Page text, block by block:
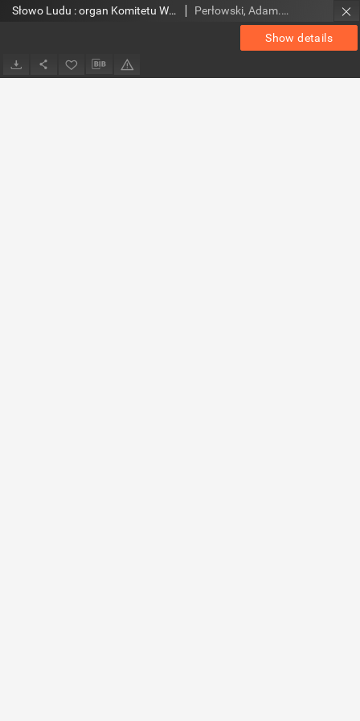
Show details
Słowo Ludu : organ Komitetu Wojewódzkiego Polskiej Zjednoczonej Partii Robotniczej, 1954, R.6, nr 204 Perłowski, Adam. Red.